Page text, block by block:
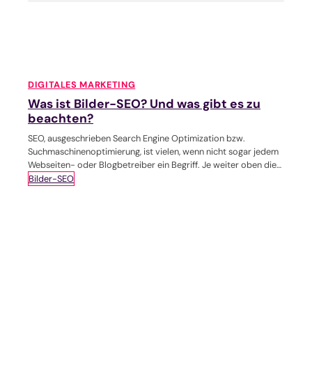
DIGITALES MARKETING
Was ist Bilder-SEO? Und was gibt es zu
beachten?
SEO, ausgeschrieben Search Engine Optimization bzw.
Suchmaschinenoptimierung, ist vielen, wenn nicht sogar jedem
Webseiten- oder Blogbetreiber ein Begriff. Je weiter oben die
eigene Webseite in…
Bilder-SEO